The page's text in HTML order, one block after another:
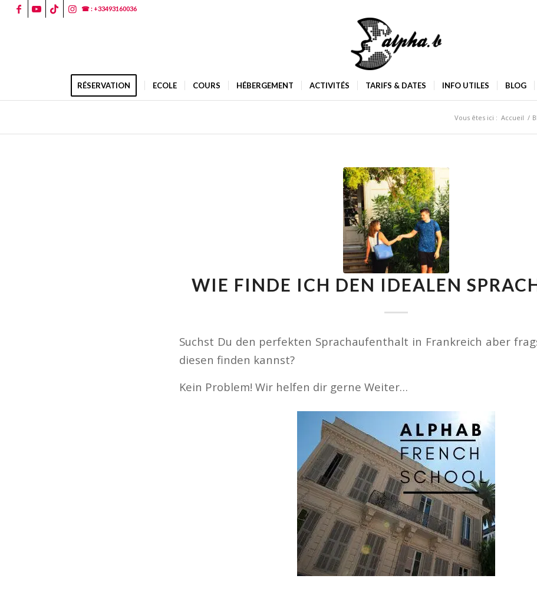
☎ : +33493160036
RÉSERVATION ECOLE COURS HÉBERGEMENT ACTIVITÉS TARIFS & DATES INFO UTILES BLOG
Vous êtes ici : Accueil /
WIE FINDE ICH DEN IDEALEN
Suchst Du den perfekten Sprachaufenthalt in Frankreich aber
diesen finden kannst?
Kein Problem! Wir helfen dir gerne Weiter…